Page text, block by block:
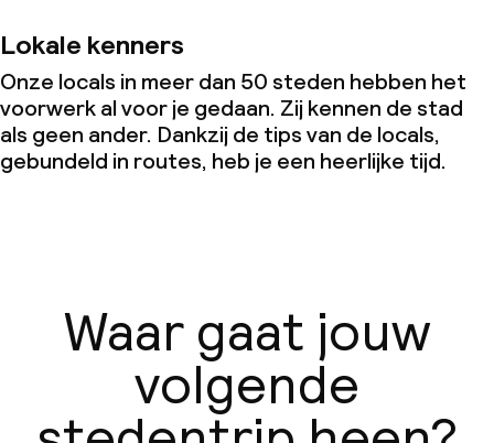
Lokale kenners
Onze locals in meer dan 50 steden hebben het
voorwerk al voor je gedaan. Zij kennen de stad
als geen ander. Dankzij de tips van de locals,
gebundeld in routes, heb je een heerlijke tijd.
Waar gaat jouw
volgende